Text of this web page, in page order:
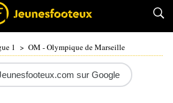
1 > OM - Olympique de Marseille
sur Google